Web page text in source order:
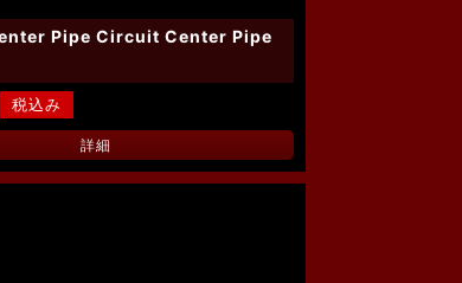
Pipe Circuit Center Pipe
詳細